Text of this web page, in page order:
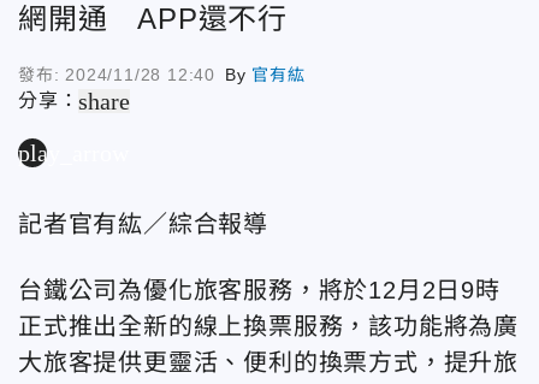
網開通 APP還不行
發布: 2024/11/28 12:40 By 官有紘
分享：share
play_arrow
記者官有紘／綜合報導
台鐵公司為優化旅客服務，將於12月2日9時
正式推出全新的線上換票服務，該功能將為廣
大旅客提供更靈活、便利的換票方式，提升旅